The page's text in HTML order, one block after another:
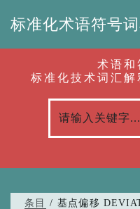
术语和
标准化技术词汇
条目
/ 基点偏移